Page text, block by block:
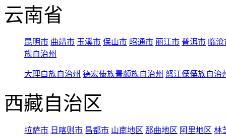
云南省
昆明市 曲靖市 玉溪市 保山市 昭通市 丽江市 普洱市 临
族自治州
大理白族自治州 德宏傣族景颇族自治州 怒江傈僳族自治
西藏自治区
拉萨市 日喀则市 昌都市 山南地区 那曲地区 阿里地区 林